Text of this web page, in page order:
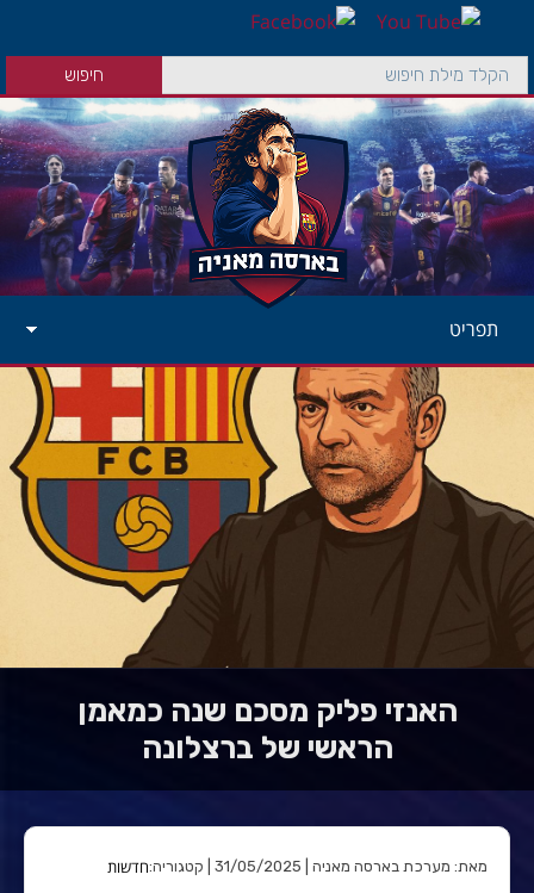
תפריט
האנזי פליק מסכם שנה כמאמן
הראשי של ברצלונה
מאת: מערכת בארסה מאניה | 31/05/2025 | קטגוריה: חדשות